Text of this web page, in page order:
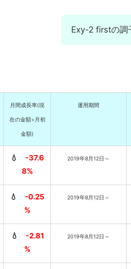
Exy-2 firstの調
月間成長率(現
在の金額÷月初
金額)
運用期間
💧 -37.6
8%
2019年8月12日～
💧 -0.25
%
2019年8月12日～
💧 -2.81
%
2019年8月12日～